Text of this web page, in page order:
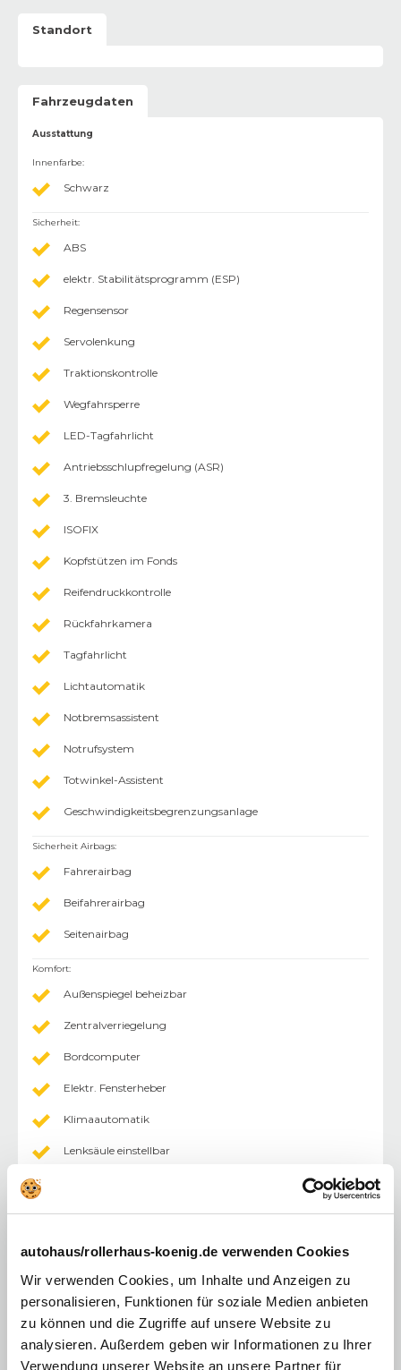
autohaus/rollerhaus-koenig.de verwenden Cookies
Wir verwenden Cookies, um Inhalte und Anzeigen zu
personalisieren, Funktionen für soziale Medien anbieten
zu können und die Zugriffe auf unsere Website zu
analysieren. Außerdem geben wir Informationen zu Ihrer
Verwendung unserer Website an unsere Partner für
Standort
Fahrzeugdaten
Ausstattung
Innenfarbe:
Schwarz
Sicherheit:
ABS
elektr. Stabilitätsprogramm (ESP)
Regensensor
Servolenkung
Traktionskontrolle
Wegfahrsperre
LED-Tagfahrlicht
Antriebsschlupfregelung (ASR)
3. Bremsleuchte
ISOFIX
Kopfstützen im Fonds
Reifendruckkontrolle
Rückfahrkamera
Tagfahrlicht
Lichtautomatik
Notbremsassistent
Notrufsystem
Totwinkel-Assistent
Geschwindigkeitsbegrenzungsanlage
Sicherheit Airbags:
Fahrerairbag
Beifahrerairbag
Seitenairbag
Komfort:
Außenspiegel beheizbar
Zentralverriegelung
Bordcomputer
Elektr. Fensterheber
Klimaautomatik
Lenksäule einstellbar
Einparkhilfe (PDC) Sensoren hinten
Einparkhilfe (PDC) mit Kamera
Sitzheizung
Rücksitzbank geteilt
Tempomat